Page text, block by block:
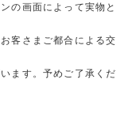
の画面によって実物と
客さまご都合による交
ます。予めご了承くだ